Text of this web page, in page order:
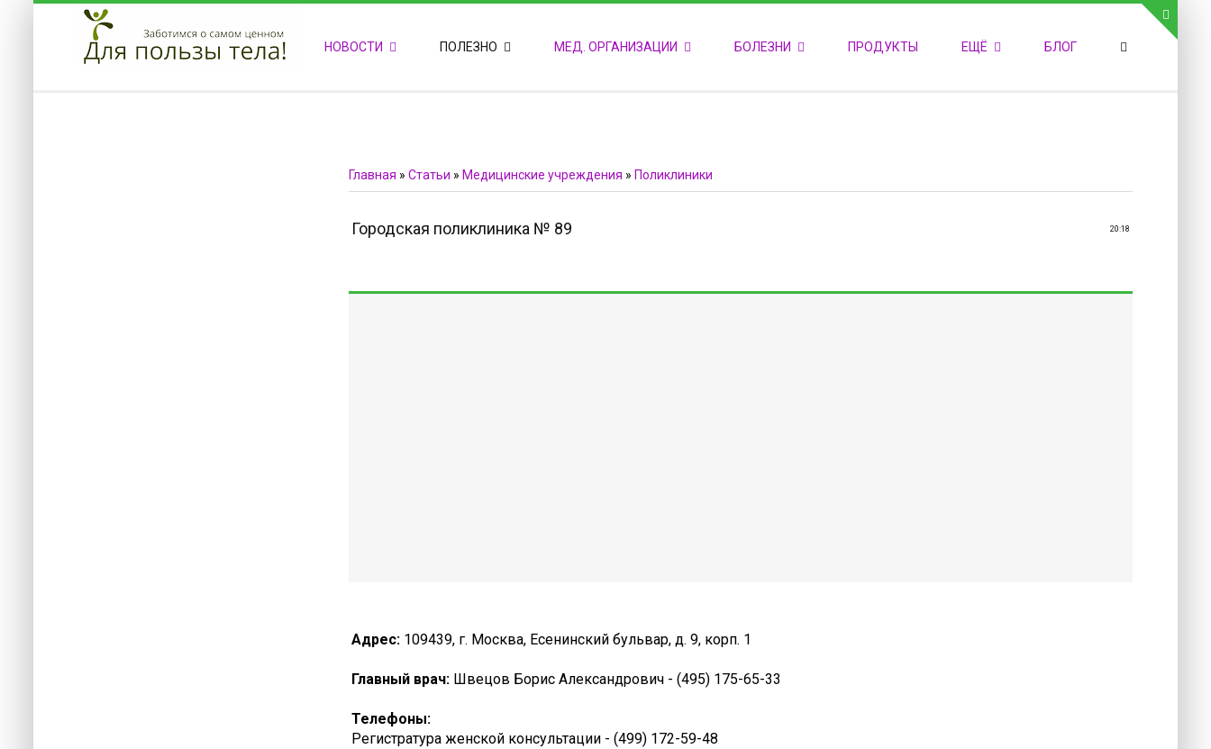
ПРИВЕТСТВУЕМ НА НАШЕМ САЙТЕ
Блок скоро обновится
ПОПУЛЯРНЫЕ НОВОСТИ СВЯЗЬ С АДМИНИСТРАЦИЕЙ САЙТА
Телефон:
НОВОСТИ ПОЛЕЗНО МЕД. ОРГАНИЗАЦИИ БОЛЕЗНИ ПРОДУКТЫ ЕЩЁ БЛОГ
Главная » Статьи » Медицинские учреждения » Поликлиники
20:18
Городская поликлиника № 89
Адрес: 109439, г. Москва, Есенинский бульвар, д. 9, корп. 1
Главный врач: Швецов Борис Александрович - (495) 175-65-33
Телефоны:
Регистратура женской консультации - (499) 172-59-48